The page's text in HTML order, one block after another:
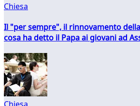
Chiesa
Il "per sempre", il rinnovamento
cosa ha detto il Papa ai giovani ad